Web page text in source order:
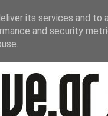
its services and to
and security